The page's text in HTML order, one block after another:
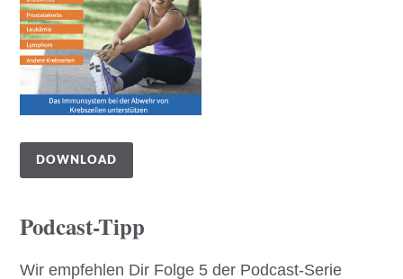
DOWNLOAD
Podcast-Tipp
Wir empfehlen Dir Folge 5 der Podcast-Serie